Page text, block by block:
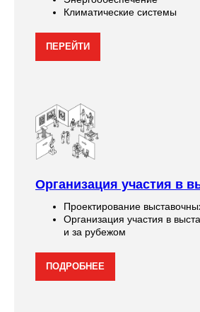
Климатические системы
ПЕРЕЙТИ
Организация участия в
Проектирование
Организация участия в
и за рубежом
ПОДРОБНЕЕ